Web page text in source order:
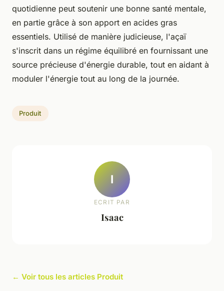
quotidienne peut soutenir une bonne santé mentale,
en partie grâce à son apport en acides gras
essentiels. Utilisé de manière judicieuse, l'açaï
s'inscrit dans un régime équilibré en fournissant une
source précieuse d'énergie durable, tout en aidant à
moduler l'énergie tout au long de la journée.
Produit
I
ECRIT PAR
Isaac
← Voir tous les articles Produit